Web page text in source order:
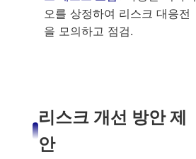
오를 상정하여 리스크 대응전
을 모의하고 점검.
리스크 개선 방안 제
안